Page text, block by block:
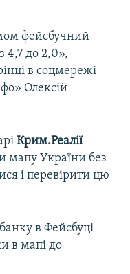
фейсбучний
4,7 до 2,0», –
в соцмережі
Олексій
Крим.Реалії
мапу України без
і перевірити цю
в Фейсбуці
в мапі до